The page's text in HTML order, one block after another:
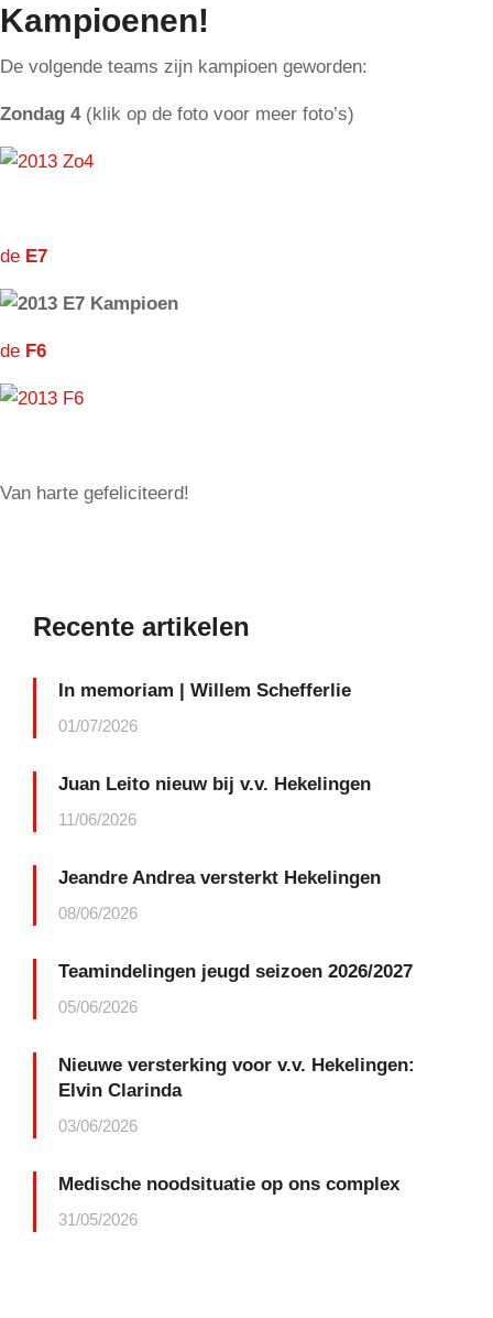
Kampioenen!
De volgende teams zijn kampioen geworden:
Zondag 4(klik op de foto voor meer foto’s)
de E7
de F6
Van harte gefeliciteerd!
Recente artikelen
In memoriam | Willem Schefferlie
01/07/2026
Juan Leito nieuw bij v.v. Hekelingen
11/06/2026
Jeandre Andrea versterkt Hekelingen
08/06/2026
Teamindelingen jeugd seizoen 2026/2027
05/06/2026
Nieuwe versterking voor v.v. Hekelingen:
Elvin Clarinda
03/06/2026
Medische noodsituatie op ons complex
31/05/2026